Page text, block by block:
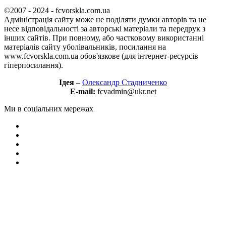
©2007 - 2024 - fcvorskla.com.ua
Адміністрація сайту може не поділяти думки авторів та не
несе відповідальності за авторські матеріали та передрук з
інших сайтів. При повному, або частковому використанні
матеріалів сайту уболівальників, посилання на
www.fcvorskla.com.ua обов'язкове (для інтернет-ресурсів
гіперпосилання).
Ідея – Олександр Стадниченко
E-mail: fcvadmin@ukr.net
Ми в соціальних мережах